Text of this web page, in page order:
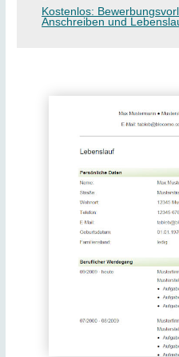
Kostenlos:
Anschreiben und